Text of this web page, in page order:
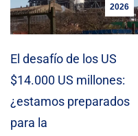
2026
El desafío de los US
$14.000 US millones:
¿estamos preparados
para la